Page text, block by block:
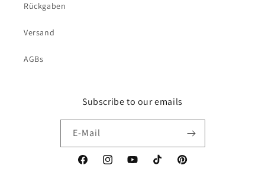
Rückgaben
Versand
AGBs
Subscribe to our emails
E-Mail
FacebookInstagramYouTubeTikTok Pinterest